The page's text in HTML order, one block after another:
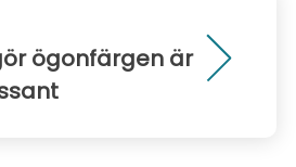
ögonfärgen är